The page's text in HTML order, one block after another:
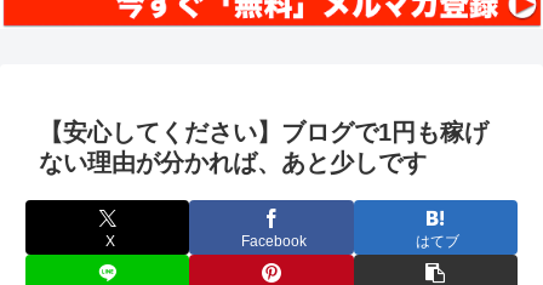
【安心してください】ブログで1円も稼げ
ない理由が分かれば、あと少しです
X Facebook はてブ